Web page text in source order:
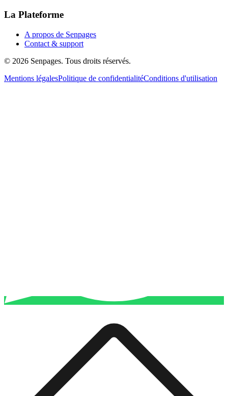
La Plateforme
A propos de Senpages
Contact & support
© 2026 Senpages. Tous droits réservés.
Mentions légalesPolitique de confidentialitéConditions d'utilisation